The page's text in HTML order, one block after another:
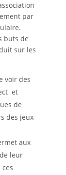
par
buts de
sur les
voir des
et
de
des jeux-
aux
leur